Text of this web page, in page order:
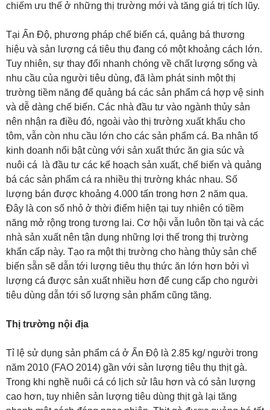
chiếm ưu thế ở những thị trường mới và tăng giá trị tích lũy.
Tại Ấn Độ, phương pháp chế biến cá, quảng bá thương
hiệu và sản lượng cá tiêu thụ đang có một khoảng cách lớn.
Tuy nhiên, sự thay đổi nhanh chóng về chất lượng sống và
nhu cầu của người tiêu dùng, đã làm phát sinh một thị
trường tiềm năng để quảng bá các sản phẩm cá hợp vệ sinh
và dễ dàng chế biến. Các nhà đầu tư vào ngành thủy sản
nên nhận ra điều đó, ngoài vào thị trường xuất khẩu cho
tôm, vẫn còn nhu cầu lớn cho các sản phẩm cá. Ba nhân tố
kinh doanh nổi bật cùng với sản xuất thức ăn gia súc và
nuôi cá là đầu tư các kế hoạch sản xuất, chế biến và quảng
bá các sản phẩm cá ra nhiều thị trường khác nhau. Số
lượng bán được khoảng 4.000 tấn trong hơn 2 năm qua.
Đây là con số nhỏ ở thời điểm hiện tại tuy nhiên có tiềm
năng mở rộng trong tương lai. Cơ hội vẫn luôn tồn tại và các
nhà sản xuất nên tận dụng những lợi thế trong thị trường
khẩn cấp này. Tạo ra một thị trường cho hàng thủy sản chế
biến sẵn sẽ dẫn tới lượng tiêu thụ thức ăn lớn hơn bởi vì
lượng cá được sản xuất nhiều hơn để cung cấp cho người
tiêu dùng dẫn tới số lượng sản phẩm cũng tăng.
Thị trường nội địa
Tỉ lệ sử dụng sản phẩm cá ở Ấn Độ là 2.85 kg/ người trong
năm 2010 (FAO 2014) gần với sản lượng tiêu thụ thịt gà.
Trong khi nghề nuôi cá có lịch sử lâu hơn và có sản lượng
cao hơn, tuy nhiên sản lượng tiêu dùng thịt gà lại tăng